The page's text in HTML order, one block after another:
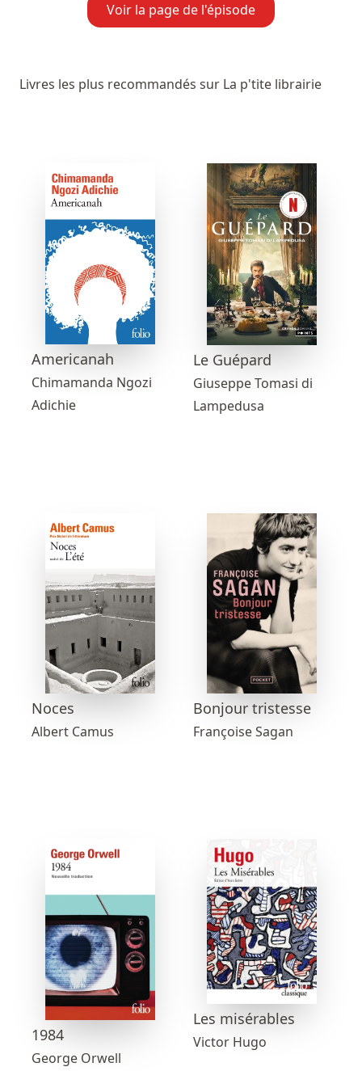
Voir la page de l'épisode
Livres les plus recommandés sur La p'tite librairie
Americanah
Chimamanda Ngozi
Adichie
Le Guépard
Giuseppe Tomasi di
Lampedusa
Noces
Albert Camus
Bonjour tristesse
Françoise Sagan
1984
George Orwell
Les misérables
Victor Hugo